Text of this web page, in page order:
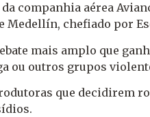
companhia aérea
Medellín, chefiado por
mais amplo que
ou outros grupos
que decidirem